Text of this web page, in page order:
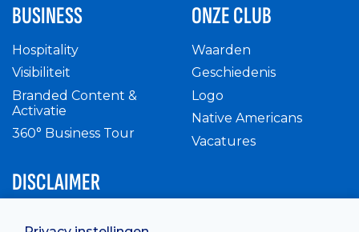
BUSINESS
Hospitality
Visibiliteit
Branded Content &
Activatie
360° Business Tour
ONZE CLUB
Waarden
Geschiedenis
Logo
Native Americans
Vacatures
DISCLAIMER